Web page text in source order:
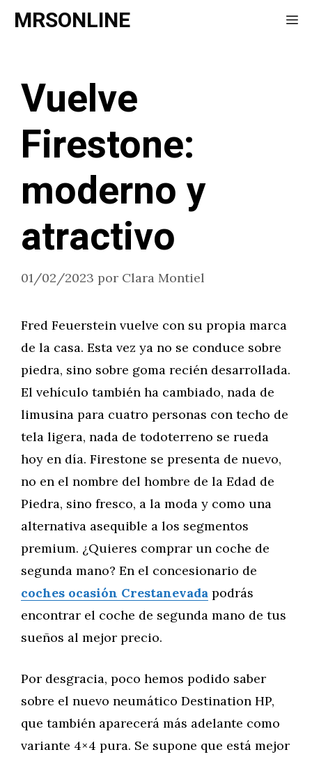
Saltar
MRSONLINE
Vuelve
Firestone:
moderno y
atractivo
01/02/2023 por Clara Montiel
Fred Feuerstein vuelve con su propia marca
de la casa. Esta vez ya no se conduce sobre
piedra, sino sobre goma recién desarrollada.
El vehículo también ha cambiado, nada de
limusina para cuatro personas con techo de
tela ligera, nada de todoterreno se rueda
hoy en día. Firestone se presenta de nuevo,
no en el nombre del hombre de la Edad de
Piedra, sino fresco, a la moda y como una
alternativa asequible a los segmentos
premium. ¿Quieres comprar un coche de
segunda mano? En el concesionario de
coches ocasión Crestanevada podrás
encontrar el coche de segunda mano de tus
sueños al mejor precio.
Por desgracia, poco hemos podido saber
sobre el nuevo neumático Destination HP,
que también aparecerá más adelante como
variante 4×4 pura. Se supone que está mejor